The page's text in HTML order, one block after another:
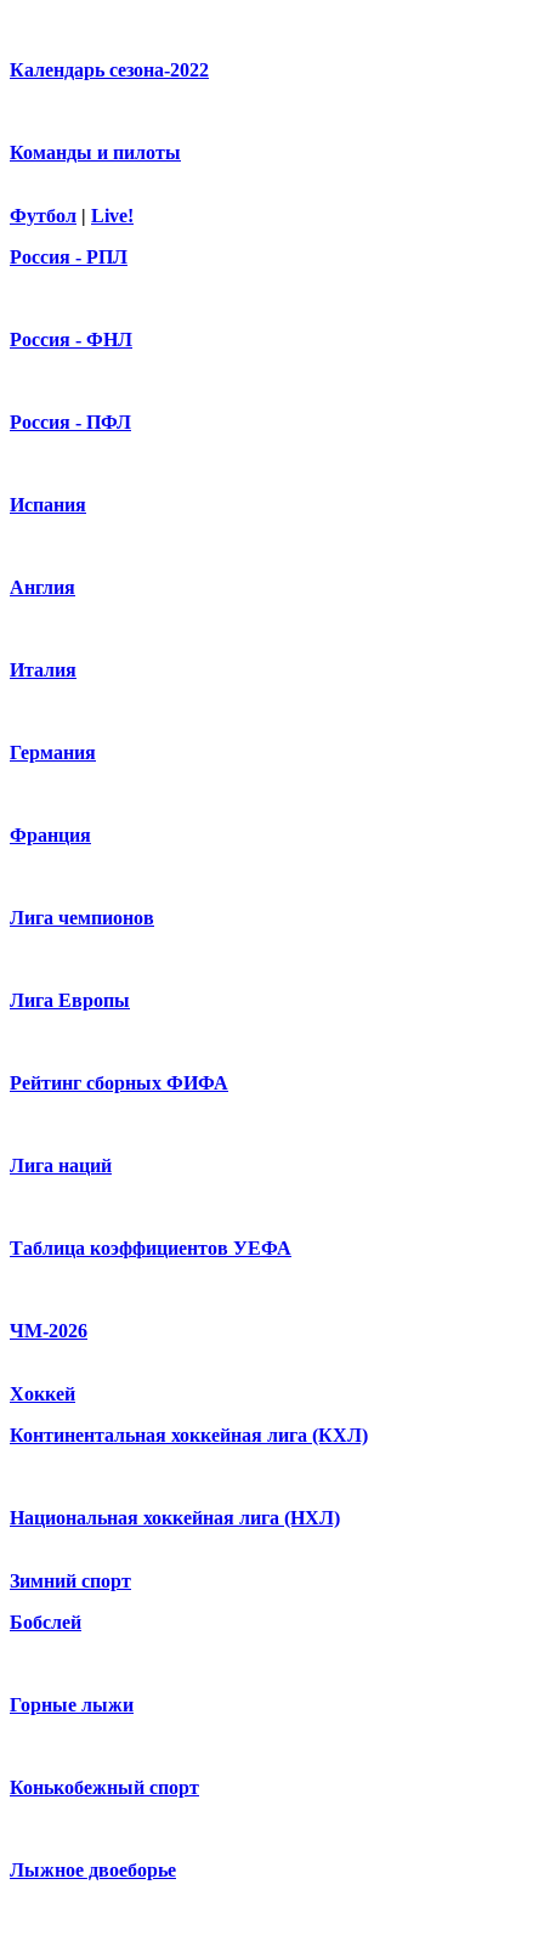
Календарь сезона-2022
Команды и пилоты
Футбол | Live!
Россия - РПЛ
Россия - ФНЛ
Россия - ПФЛ
Испания
Англия
Италия
Германия
Франция
Лига чемпионов
Лига Европы
Рейтинг сборных ФИФА
Лига наций
Таблица коэффициентов УЕФА
ЧМ-2026
Хоккей
Континентальная хоккейная лига (КХЛ)
Национальная хоккейная лига (НХЛ)
Зимний спорт
Бобслей
Горные лыжи
Конькобежный спорт
Лыжное двоеборье